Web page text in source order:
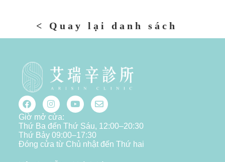
< Quay lại danh sách
Giờ mở cửa:
Thứ Ba đến Thứ Sáu, 12:00–20:30
Thứ Bảy 09:00–17:30
Đóng cửa từ Chủ nhật đến Thứ hai